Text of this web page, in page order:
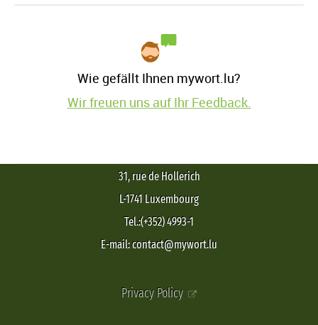
Wie gefällt Ihnen mywort.lu?
Wir freuen uns auf Ihr Feedback.
31, rue de Hollerich
L-1741 Luxembourg
Tel.:(+352) 4993-1
E-mail: contact@mywort.lu
Privacy Policy